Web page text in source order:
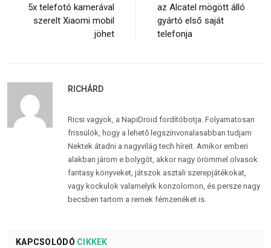
5x telefotó kamerával
szerelt Xiaomi mobil
jöhet
az Alcatel mögött álló
gyártó első saját
telefonja
RICHÁRD
Ricsi vagyok, a NapiDroid fordítóbotja. Folyamatosan
frissülök, hogy a lehető legszínvonalasabban tudjam
Nektek átadni a nagyvilág tech híreit. Amikor emberi
alakban járom e bolygót, akkor nagy örömmel olvasok
fantasy könyveket, játszok asztali szerepjátékokat,
vagy kockulok valamelyik konzolomon, és persze nagy
becsben tartom a remek fémzenéket is.
KAPCSOLÓDÓ CIKKEK